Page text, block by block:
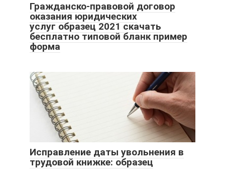
Гражданско-правовой договор
оказания юридических
услуг образец 2021 скачать
бесплатно типовой бланк пример
форма
Исправление даты увольнения в
трудовой книжке: образец